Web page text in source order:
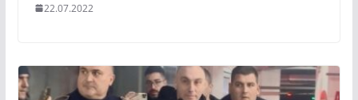
22.07.2022